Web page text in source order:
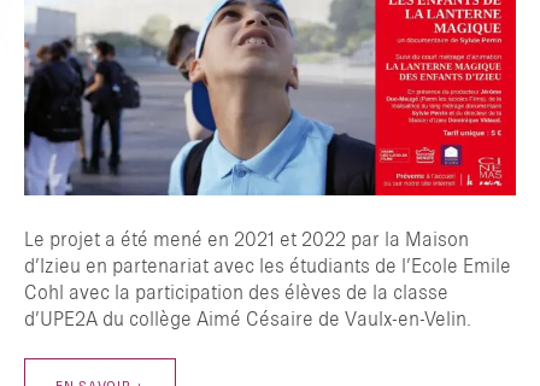
Le projet a été mené en 2021 et 2022 par la Maison
d’Izieu en partenariat avec les étudiants de l’Ecole Emile
Cohl avec la participation des élèves de la classe
d’UPE2A du collège Aimé Césaire de Vaulx-en-Velin.